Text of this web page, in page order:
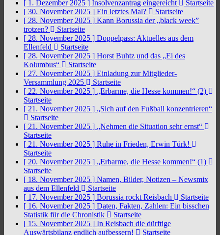
[ 1. Dezember 2025 ] Insolvenzantrag eingereicht
Startseite
[ 30. November 2025 ] Ein letztes Mal?
Startseite
[ 28. November 2025 ] Kann Borussia der „black week”
trotzen?
Startseite
[ 28. November 2025 ] Doppelpass: Aktuelles aus dem
Ellenfeld
Startseite
[ 28. November 2025 ] Horst Buhtz und das „Ei des
Kolumbus“
Startseite
[ 27. November 2025 ] Einladung zur Mitglieder-
Versammlung 2025
Startseite
[ 22. November 2025 ] „Erbarme, die Hesse kommen!“ (2)
Startseite
[ 21. November 2025 ] „Sich auf den Fußball konzentrieren“
Startseite
[ 21. November 2025 ] „Nehmen die Situation sehr ernst“
Startseite
[ 21. November 2025 ] Ruhe in Frieden, Erwin Türk!
Startseite
[ 20. November 2025 ] „Erbarme, die Hesse kommen!“ (1)
Startseite
[ 18. November 2025 ] Namen, Bilder, Notizen – Newsmix
aus dem Ellenfeld
Startseite
[ 17. November 2025 ] Borussia rockt Reisbach
Startseite
[ 16. November 2025 ] Daten, Fakten, Zahlen: Ein bisschen
Statistik für die Chronistik
Startseite
[ 15. November 2025 ] In Reisbach die dürftige
Auswärtsbilanz endlich aufbessern!
Startseite